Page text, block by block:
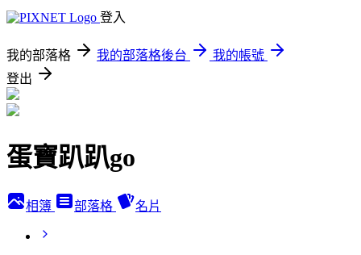
登入
我的部落格 我的部落格後台
我的帳號
登出
蛋寶趴趴go
相簿 部落格 名片